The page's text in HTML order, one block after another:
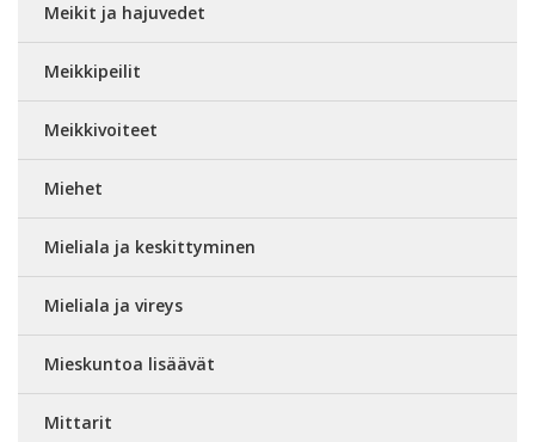
Meikit ja hajuvedet
Meikkipeilit
Meikkivoiteet
Miehet
Mieliala ja keskittyminen
Mieliala ja vireys
Mieskuntoa lisäävät
Mittarit